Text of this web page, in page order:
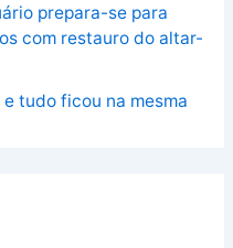
prepara-se para
com restauro do altar-
tudo ficou na mesma